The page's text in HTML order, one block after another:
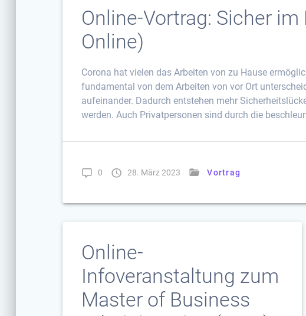
Online-Vortrag: Sicher
Online)
Corona hat vielen das Arbeiten von zu Hause
fundamental von dem Arbeiten von vor Ort
aufeinander. Dadurch entstehen mehr
werden. Auch Privatpersonen sind durch die
0 28. März 2023 Vortrag
Online-
Infoveranstaltung zum
Master of Business